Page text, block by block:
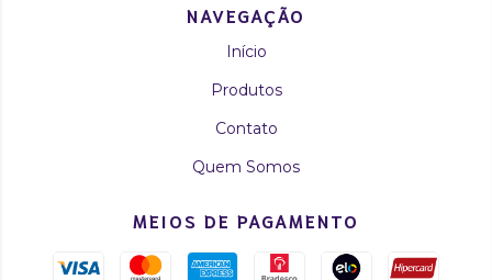
NAVEGAÇÃO
Início
Produtos
Contato
Quem Somos
MEIOS DE PAGAMENTO